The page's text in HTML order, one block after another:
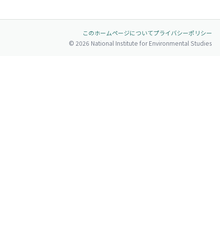
このホームページについてプライバシーポリシー
© 2026 National Institute for Environmental Studies